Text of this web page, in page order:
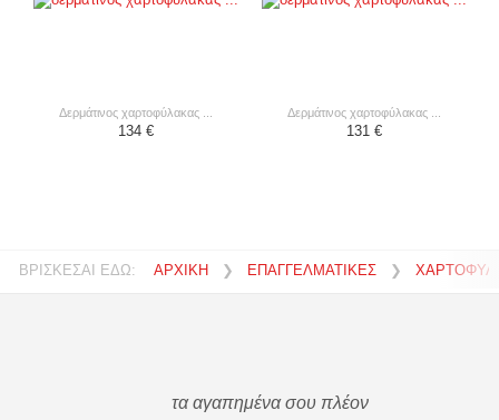
δερμάτινος χαρτοφύλακας ...
134 €
δερμάτινος χαρτοφύλακας ...
131 €
ΒΡΙΣΚΕΣΑΙ ΕΔΩ: ΑΡΧΙΚΗ ❯ ΕΠΑΓΓΕΛΜΑΤΙΚΕΣ ❯
τα αγαπημένα σου πλέον